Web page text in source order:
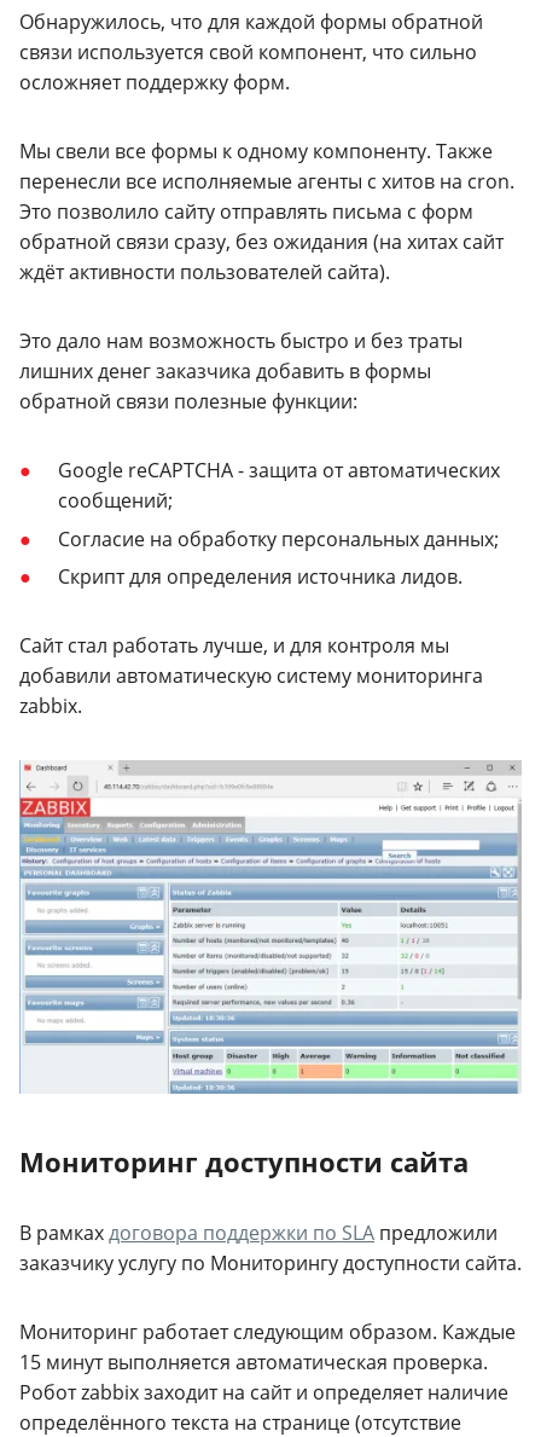
Обнаружилось, что для каждой формы обратной
связи используется свой компонент, что сильно
осложняет поддержку форм.
Мы свели все формы к одному компоненту. Также
перенесли все исполняемые агенты с хитов на cron.
Это позволило сайту отправлять письма с форм
обратной связи сразу, без ожидания (на хитах сайт
ждёт активности пользователей сайта).
Это дало нам возможность быстро и без траты
лишних денег заказчика добавить в формы
обратной связи полезные функции:
Google reCAPTCHA - защита от автоматических
сообщений;
Согласие на обработку персональных данных;
Скрипт для определения источника лидов.
Сайт стал работать лучше, и для контроля мы
добавили автоматическую систему мониторинга
zabbix.
Мониторинг доступности сайта
В рамкахдоговора поддержки по SLA предложили
заказчику услугу по Мониторингу доступности сайта.
Мониторинг работает следующим образом. Каждые
15 минут выполняется автоматическая проверка.
Робот zabbix заходит на сайт и определяет наличие
определённого текста на странице (отсутствие